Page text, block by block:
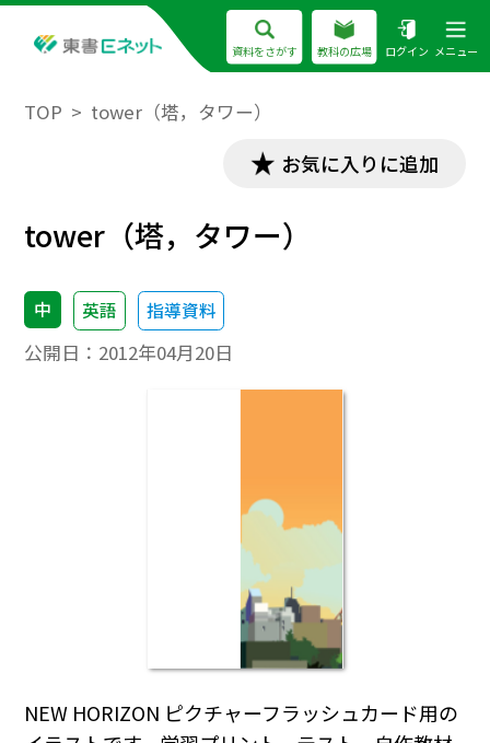
資料をさがす 教科の広場 ログイン メニュー
TOP tower（塔，タワー）
お気に入りに追加
tower（塔，タワー）
中 英語 指導資料
公開日： 2012年04月20日
NEW HORIZON ピクチャーフラッシュカード用の